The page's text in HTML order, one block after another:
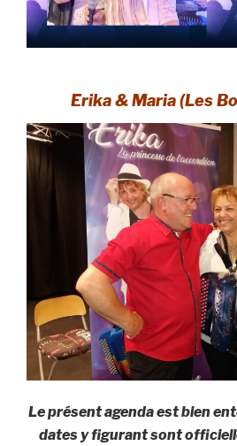
Erika & Maria (Les
Le présent agenda est bien
dates y figurant sont